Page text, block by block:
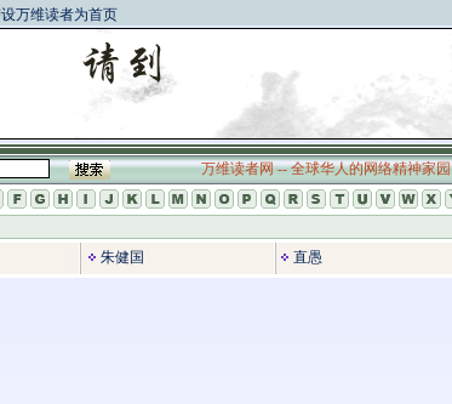
设万维读者为首页
万维读者网 -- 全球华人的网络精神家园
朱健国 直愚